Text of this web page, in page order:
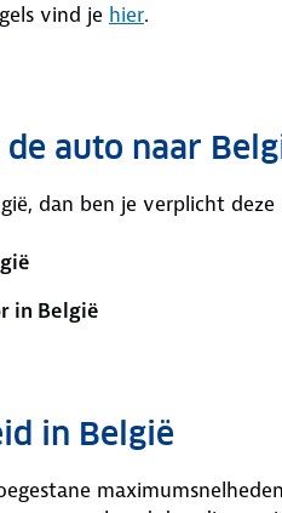
vind je hier.
auto naar
dan ben je verplicht
in België
in België